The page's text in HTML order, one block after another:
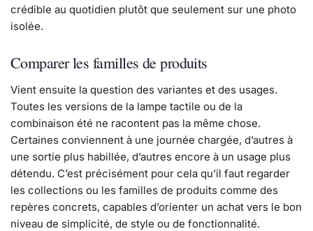
crédible au quotidien plutôt que seulement sur une photo
isolée.
Comparer les familles de produits
Vient ensuite la question des variantes et des usages.
Toutes les versions de la lampe tactile ou de la
combinaison été ne racontent pas la même chose.
Certaines conviennent à une journée chargée, d’autres à
une sortie plus habillée, d’autres encore à un usage plus
détendu. C’est précisément pour cela qu’il faut regarder
les collections ou les familles de produits comme des
repères concrets, capables d’orienter un achat vers le bon
niveau de simplicité, de style ou de fonctionnalité.